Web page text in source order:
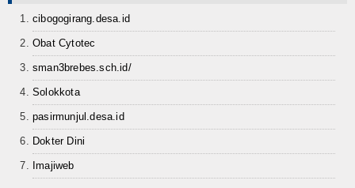
cibogogirang.desa.id
Obat Cytotec
sman3brebes.sch.id/
Solokkota
pasirmunjul.desa.id
Dokter Dini
Imajiweb